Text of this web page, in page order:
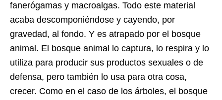
fanerógamas y macroalgas. Todo este material
acaba descomponiéndose y cayendo, por
gravedad, al fondo. Y es atrapado por el bosque
animal. El bosque animal lo captura, lo respira y lo
utiliza para producir sus productos sexuales o de
defensa, pero también lo usa para otra cosa,
crecer. Como en el caso de los árboles, el bosque